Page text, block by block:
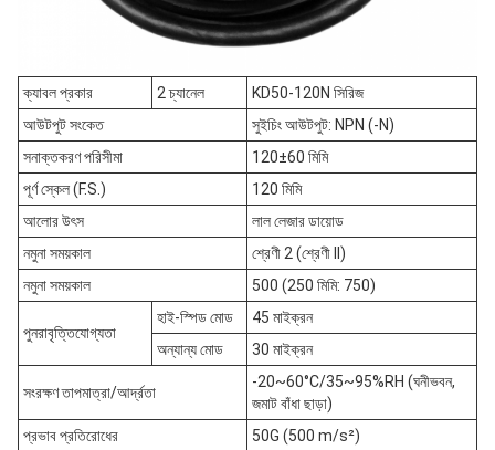
ক্যাবল প্রকার 2 চ্যানেল
KD50-120N সিরিজ
আউটপুট সংকেত
সুইচিং আউটপুট: NPN (-N)
সনাক্তকরণ পরিসীমা
120±60 মিমি
পূর্ণ স্কেল (F.S.)
120 মিমি
আলোর উৎস
লাল লেজার ডায়োড
নমুনা সময়কাল
শ্রেণী 2 (শ্রেণী II)
নমুনা সময়কাল
500 (250 মিমি: 750)
পুনরাবৃত্তিযোগ্যতা
হাই-স্পিড মোড
45 মাইক্রন
অন্যান্য মোড
30 মাইক্রন
সংরক্ষণ তাপমাত্রা/আর্দ্রতা
-20~60°C/35~95%RH (ঘনীভবন,
জমাট বাঁধা ছাড়া)
প্রভাব প্রতিরোধের
50G (500 m/s²)